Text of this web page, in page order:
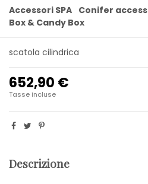
Accessori SPA Conifer
Box & Candy Box
scatola cilindrica
652,90 €
Tasse incluse
Descrizione